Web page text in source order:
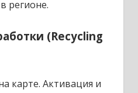
регионе.
(Recycling
карте. Активация и